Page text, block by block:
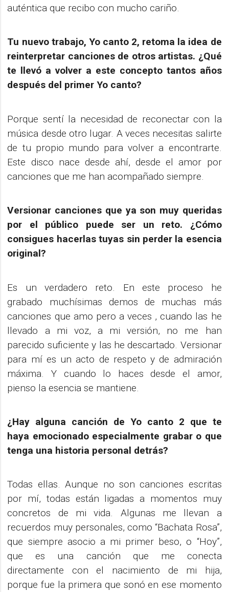
auténtica que recibo con mucho cariño.
Tu nuevo trabajo, Yo canto 2, retoma la idea de
reinterpretar canciones de otros artistas. ¿Qué
te llevó a volver a este concepto tantos años
después del primer Yo canto?
Porque sentí la necesidad de reconectar con la
música desde otro lugar. A veces necesitas salirte
de tu propio mundo para volver a encontrarte.
Este disco nace desde ahí, desde el amor por
canciones que me han acompañado siempre.
Versionar canciones que ya son muy queridas
por el público puede ser un reto. ¿Cómo
consigues hacerlas tuyas sin perder la esencia
original?
Es un verdadero reto. En este proceso he
grabado muchísimas demos de muchas más
canciones que amo pero a veces , cuando las he
llevado a mi voz, a mi versión, no me han
parecido suficiente y las he descartado. Versionar
para mí es un acto de respeto y de admiración
máxima. Y cuando lo haces desde el amor,
pienso la esencia se mantiene.
¿Hay alguna canción de Yo canto 2 que te
haya emocionado especialmente grabar o que
tenga una historia personal detrás?
Todas ellas. Aunque no son canciones escritas
por mí, todas están ligadas a momentos muy
concretos de mi vida. Algunas me llevan a
recuerdos muy personales, como “Bachata Rosa”,
que siempre asocio a mi primer beso, o “Hoy”,
que es una canción que me conecta
directamente con el nacimiento de mi hija,
porque fue la primera que sonó en ese momento